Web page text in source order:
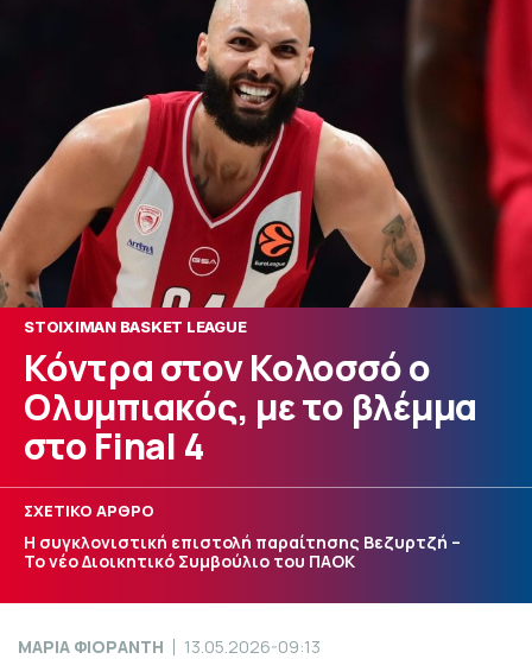
STOIXIMAN BASKET LEAGUE
Κόντρα στον Κολοσσό ο
Ολυμπιακός, με το βλέμμα
στο Final 4
ΣΧΕΤΙΚΟ ΑΡΘΡΟ
Η συγκλονιστική επιστολή παραίτησης Βεζυρτζή –
Το νέο Διοικητικό Συμβούλιο του ΠΑΟΚ
ΜΑΡΙΑ ΦΙΟΡΑΝΤΗ 13.05.2026-09:13